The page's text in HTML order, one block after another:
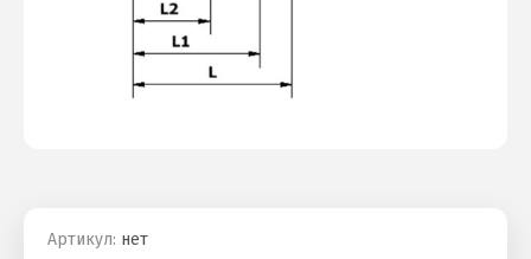
Артикул: нет